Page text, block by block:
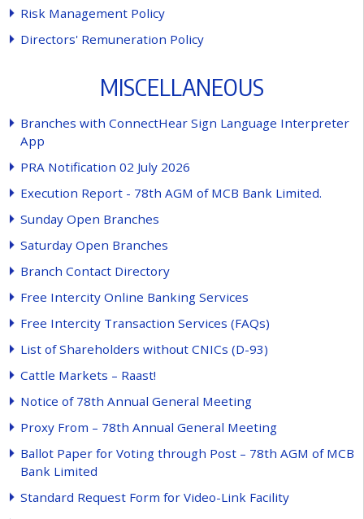
Risk Management Policy
Directors' Remuneration Policy
MISCELLANEOUS
Branches with ConnectHear Sign Language Interpreter
App
PRA Notifcation 02 July 2026
Execution Report - 78th AGM of MCB Bank Limited.
Sunday Open Branches
Saturday Open Branches
Branch Contact Directory
Free Intercity Online Banking Services
Free Intercity Transaction Services (FAQs)
List of Shareholders without CNICs (D-93)
Cattle Markets – Raast!
Notice of 78th Annual General Meeting
Proxy From – 78th Annual General Meeting
Ballot Paper for Voting through Post – 78th AGM of MCB
Bank Limited
Standard Request Form for Video-Link Facility